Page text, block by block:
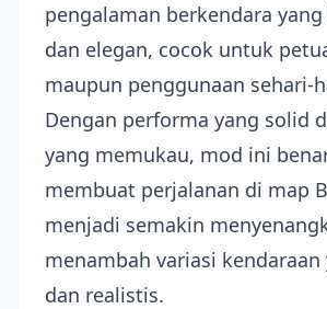
pengalaman berkendara
dan elegan, cocok untuk
maupun penggunaan sehari-
Dengan performa yang solid
yang memukau, mod ini
membuat perjalanan di map
menjadi semakin
menambah variasi kendaraan
dan realistis.